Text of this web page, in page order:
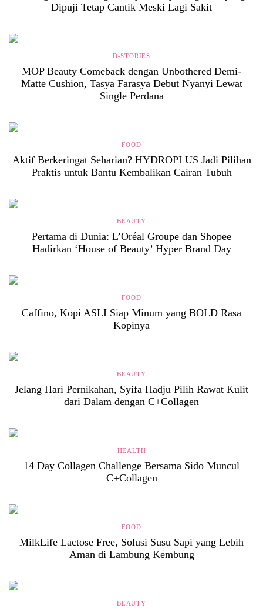
Dipuji Tetap Cantik Meski Lagi Sakit
D-STORIES
MOP Beauty Comeback dengan Unbothered Demi-
Matte Cushion, Tasya Farasya Debut Nyanyi Lewat
Single Perdana
FOOD
Aktif Berkeringat Seharian? HYDROPLUS Jadi Pilihan
Praktis untuk Bantu Kembalikan Cairan Tubuh
BEAUTY
Pertama di Dunia: L’Oréal Groupe dan Shopee
Hadirkan ‘House of Beauty’ Hyper Brand Day
FOOD
Caffino, Kopi ASLI Siap Minum yang BOLD Rasa
Kopinya
BEAUTY
Jelang Hari Pernikahan, Syifa Hadju Pilih Rawat Kulit
dari Dalam dengan C+Collagen
HEALTH
14 Day Collagen Challenge Bersama Sido Muncul
C+Collagen
FOOD
MilkLife Lactose Free, Solusi Susu Sapi yang Lebih
Aman di Lambung Kembung
BEAUTY